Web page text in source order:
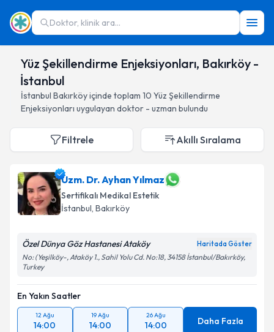
Doktor, klinik ara...
Yüz Şekillendirme Enjeksiyonları, Bakırköy -
İstanbul
İstanbul Bakırköyiçinde toplam 10 Yüz Şekillendirme
Enjeksiyonları uygulayan doktor - uzman bulundu
Filtrele Akıllı Sıralama
Uzm. Dr. Ayhan Yılmaz
Sertifikalı Medikal Estetik
İstanbul, Bakırköy
Özel Dünya Göz Hastanesi Ataköy Haritada Göster
No: (Yeşilköy-, Ataköy 1., Sahil Yolu Cd. No:18, 34158 İstanbul/Bakırköy,
Turkey
En Yakın Saatler
12 Ağu
14:00
19 Ağu
14:00
26 Ağu
14:00 Daha Fazla